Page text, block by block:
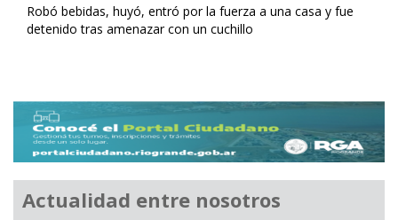
Robó bebidas, huyó, entró por la fuerza a una casa y fue
detenido tras amenazar con un cuchillo
Actualidad entre nosotros